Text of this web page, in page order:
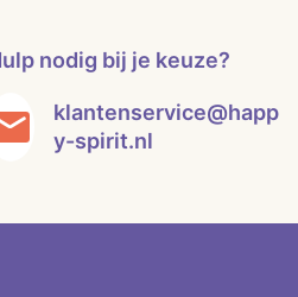
nodig bij je keuze?
klantenservice@happ
y-spirit.nl